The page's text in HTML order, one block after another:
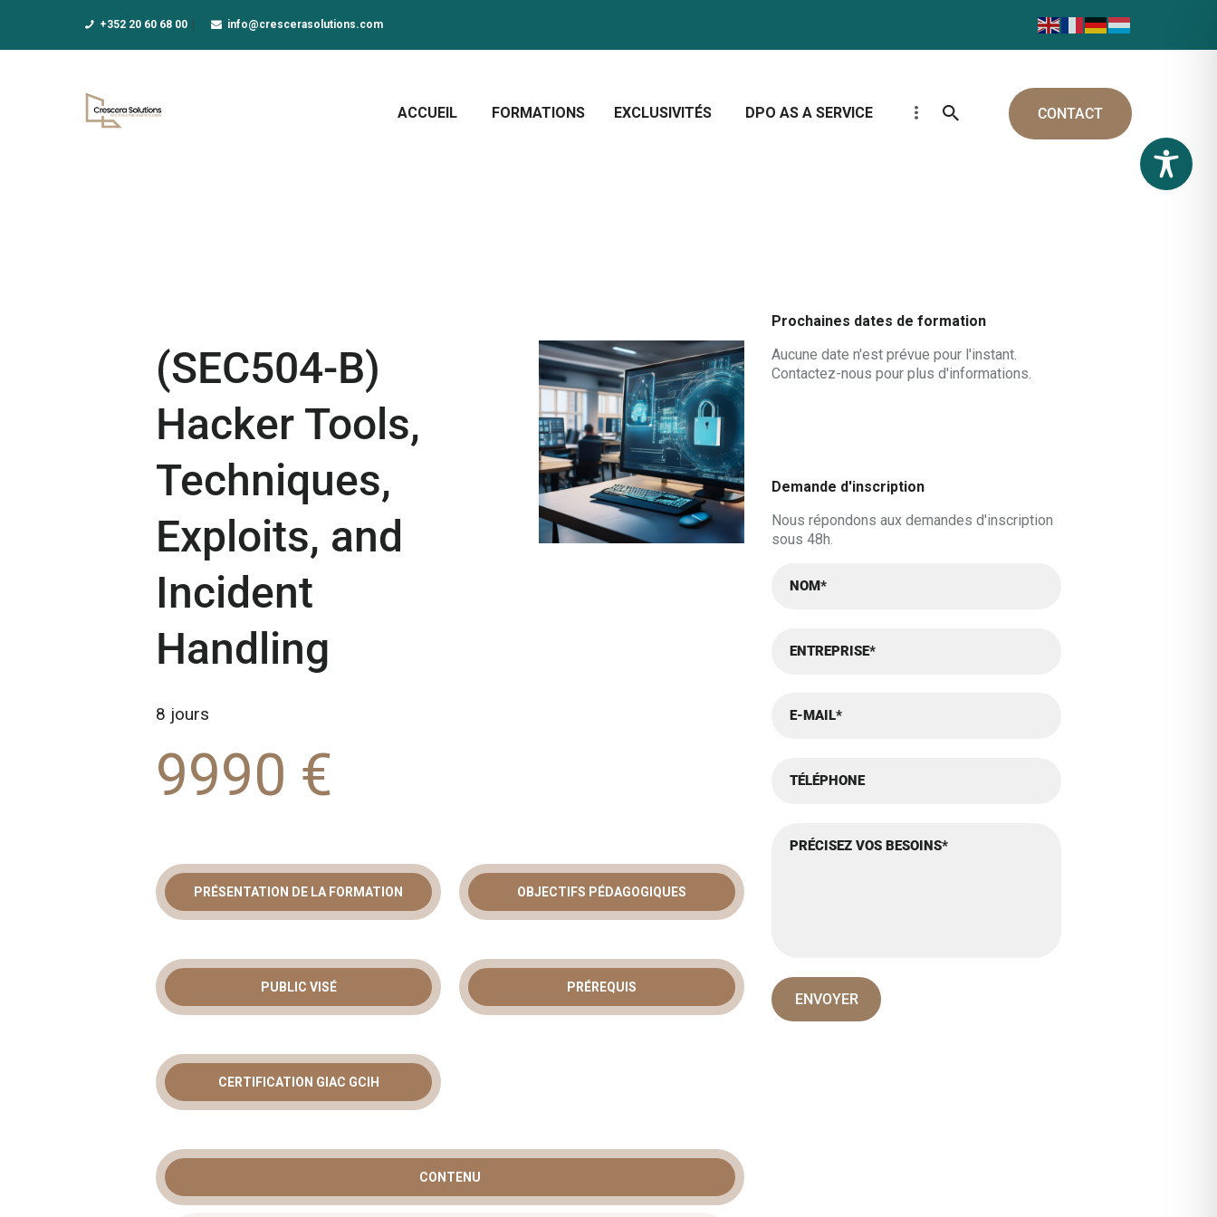
+352 20 60 68 00 info@crescerasolutions.com
ACCUEIL FORMATIONS EXCLUSIVITÉS DPO AS A SERVICE CONTACT
FORMATIONS
(SEC504-B)
Hacker Tools,
Techniques,
Exploits, and
Incident
Handling
8 jours
9990 €
FORMATION GESTION DES
INCIDENTS : MAÎTRISEZ
CYBERATTAQUES
réagir très vite face aux attaques complexes. Notreformation gestion des incidents
répond à ce besoin critique en proposant un apprentissage concret. Ce cursus SANS SEC504
couvre à la fois les méthodes d’attaque et de défense. Vous apprendrez à contrer les pirates
PRÉSENTATION DE LA FORMATION OBJECTIFS PÉDAGOGIQUES
PUBLIC VISÉ PRÉREQUIS
CERTIFICATION GIAC GCIH
CONTENU
Prochaines dates de formation
Aucune date n'est prévue pour l'instant.
Contactez-nous pour plus d'informations.
Demande d'inscription
Nous répondons aux demandes d'inscription
sous 48h.